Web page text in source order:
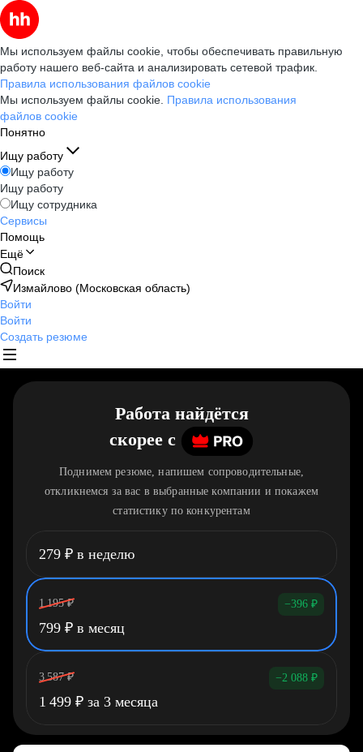
Мы используем файлы cookie, чтобы обеспечивать правильную
работу нашего веб-сайта и анализировать сетевой трафик.
Правила использования файлов cookie
Мы используем файлы cookie. Правила использования
файлов cookie
Понятно
Ищу работу
Ищу работу
Ищу работу
Ищу сотрудника
Сервисы
Помощь
Ещё
Поиск
Измайлово (Московская область)
Войти
Войти
Создать резюме
Работа найдётся
скорее c
Поднимем резюме, напишем сопроводительные,
откликнемся за вас в выбранные компании и покажем
статистику по конкурентам
279 ₽ в неделю
1 195 ₽ −396 ₽
799 ₽ в месяц
3 587 ₽ −2 088 ₽
1 499 ₽ за 3 месяца